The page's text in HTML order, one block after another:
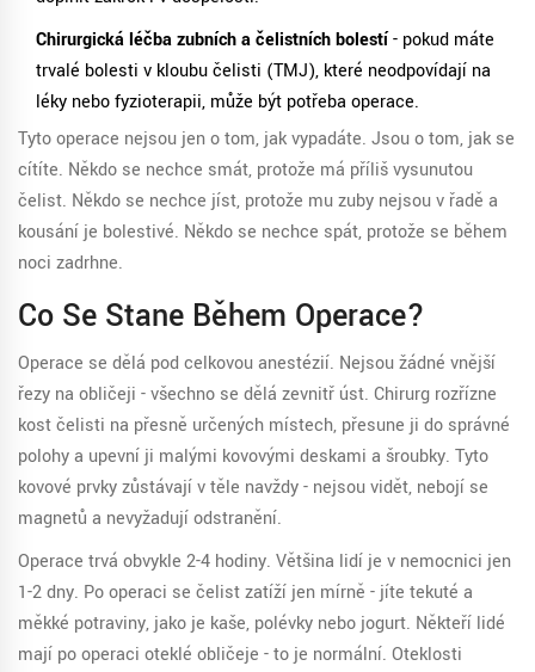
Chirurgická léčba zubních a čelistních bolestí- pokud máte
trvalé bolesti v kloubu čelisti (TMJ), které neodpovídají na
léky nebo fyzioterapii, může být potřeba operace.
Tyto operace nejsou jen o tom, jak vypadáte. Jsou o tom, jak se
cítíte. Někdo se nechce smát, protože má příliš vysunutou
čelist. Někdo se nechce jíst, protože mu zuby nejsou v řadě a
kousání je bolestivé. Někdo se nechce spát, protože se během
noci zadrhne.
Co Se Stane Během Operace?
Operace se dělá pod celkovou anestézií. Nejsou žádné vnější
řezy na obličeji - všechno se dělá zevnitř úst. Chirurg rozřízne
kost čelisti na přesně určených místech, přesune ji do správné
polohy a upevní ji malými kovovými deskami a šroubky. Tyto
kovové prvky zůstávají v těle navždy - nejsou vidět, nebojí se
magnetů a nevyžadují odstranění.
Operace trvá obvykle 2-4 hodiny. Většina lidí je v nemocnici jen
1-2 dny. Po operaci se čelist zatíží jen mírně - jíte tekuté a
měkké potraviny, jako je kaše, polévky nebo jogurt. Někteří lidé
mají po operaci oteklé obličeje - to je normální. Oteklosti